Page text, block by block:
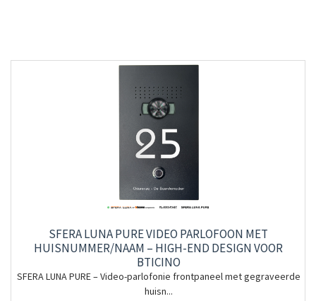
SFERA LUNA PURE VIDEO PARLOFOON MET
HUISNUMMER/NAAM – HIGH-END DESIGN VOOR
BTICINO
SFERA LUNA PURE – Video-parlofonie frontpaneel met gegraveerde
huisn...